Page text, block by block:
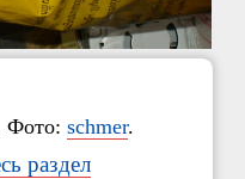
Фото: schmer.
раздел